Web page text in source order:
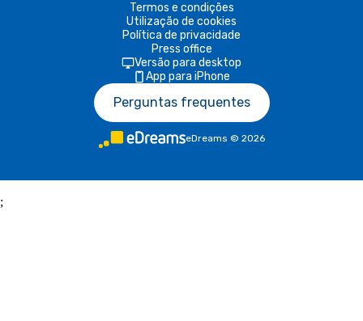
Termos e condições
Utilização de cookies
Política de privacidade
Press office
Versão para desktop
App para iPhone
Perguntas frequentes
eDreams © 2026
;